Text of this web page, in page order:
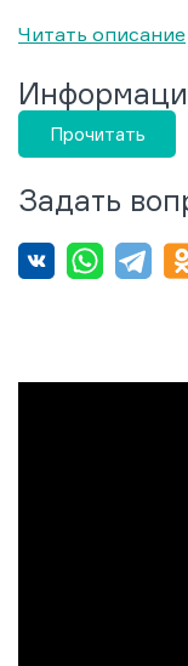
Читать описание
Прочитать
Задать